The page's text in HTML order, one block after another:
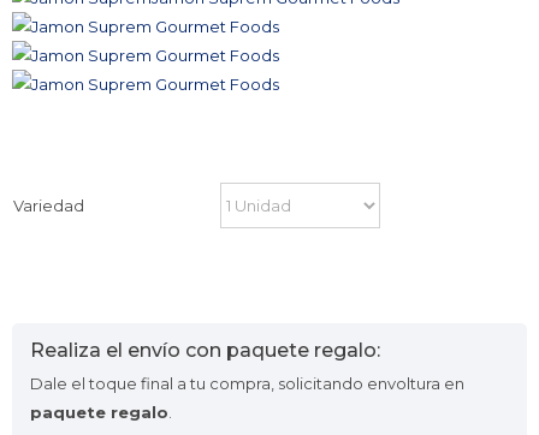
Variedad
Realiza el envío con paquete regalo:
Dale el toque final a tu compra, solicitando envoltura en
paquete regalo